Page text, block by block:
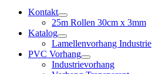
Kontakt
25m Rollen 30cm x 3mm
Katalog
Lamellenvorhang Industrie
PVC Vorhang
Industrievorhang